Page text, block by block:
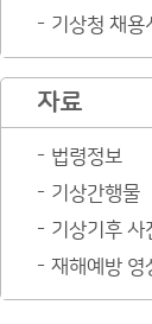
기상청 채용
자료
법령정보
기상간행물
기상기후 사
재해예방 영